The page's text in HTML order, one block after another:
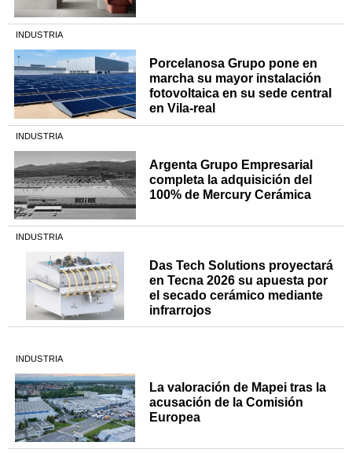
INDUSTRIA
Porcelanosa Grupo pone en
marcha su mayor instalación
fotovoltaica en su sede central
en Vila-real
INDUSTRIA
Argenta Grupo Empresarial
completa la adquisición del
100% de Mercury Cerámica
INDUSTRIA
Das Tech Solutions proyectará
en Tecna 2026 su apuesta por
el secado cerámico mediante
infrarrojos
INDUSTRIA
La valoración de Mapei tras la
acusación de la Comisión
Europea